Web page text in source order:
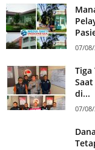
07/
Tiga
di...
07/